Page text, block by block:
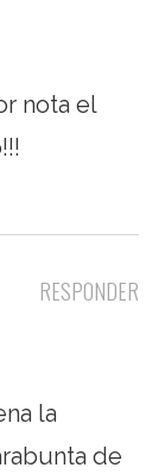
nota el
RESPONDER
la
de